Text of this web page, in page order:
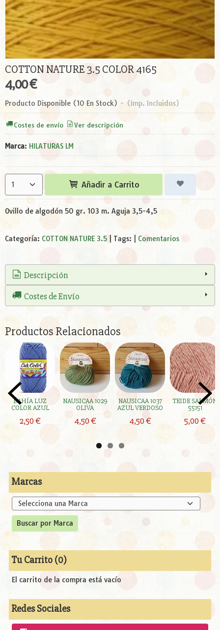
Marcas
Tu Carrito (0)
El carrito de la compra está vacío
Redes Sociales
COTTON NATURE 3.5 COLOR 4165
4,00 €
Producto Disponible (10 En Stock) - (Imp. Incluidos)
Costes de envío Ver descripción
Marca: HILATURAS LM
Añadir a Carrito
Ovillo de algodón 50 gr. 103 m. Aguja 3,5-4,5
Categoría: COTTON NATURE 3.5 Tags: Comentarios
Descripción
Costes de Envío
Productos Relacionados
BAHÍA LUZ
COLOR AZUL
2,50 €
NAUSICAA 1029
OLIVA
4,50 €
NAUSICAA 1037
AZUL VERDOSO
4,50 €
TEIDE SALMÓN
55151
5,00 €